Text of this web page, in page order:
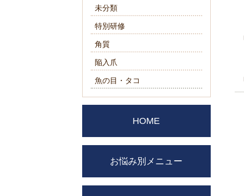
未分類
特別研修
角質
陥入爪
魚の目・タコ
HOME
お悩み別メニュー